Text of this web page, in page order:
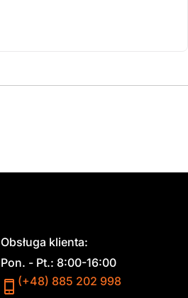
Obsługa klienta:
Pon. - Pt.: 8:00-16:00
(+48) 885 202 998